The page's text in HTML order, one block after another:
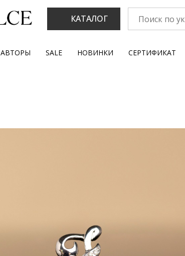
КАТАЛОГ
АВТОРЫ SALE НОВИНКИ СЕРТИФИКАТ